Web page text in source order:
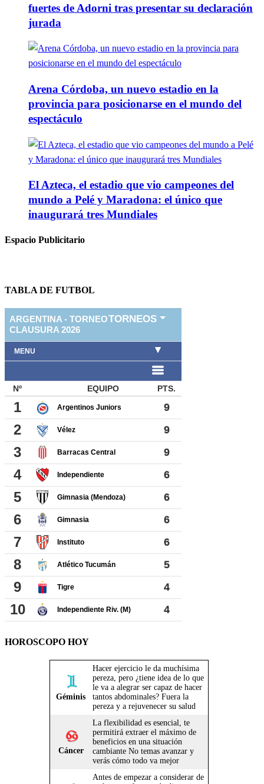
fuertes de Adorni tras presentar su declaración
jurada
Arena Córdoba, un nuevo estadio en la
provincia para posicionarse en el mundo del
espectáculo
El Azteca, el estadio que vio campeones del
mundo a Pelé y Maradona: el único que
inaugurará tres Mundiales
Espacio Publicitario
TABLA DE FUTBOL
HOROSCOPO HOY